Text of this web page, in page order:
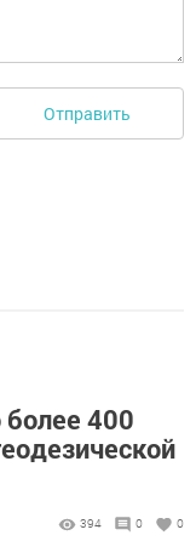
Отправить
более 400
394 0 0